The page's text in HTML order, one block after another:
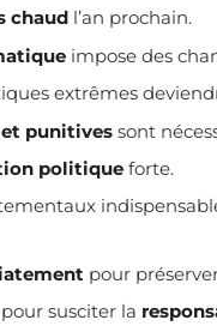
chaud l’an prochain.
impose des
extrêmes
punitives sont
politique forte.
pour
susciter la